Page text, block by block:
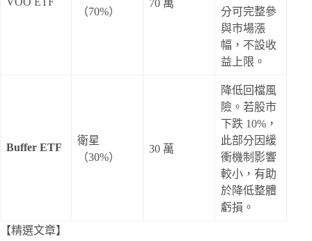
（70%）
70 萬
分可完整參
與市場漲
幅，不設收
益上限。
Buffer ETF
衛星
（30%）
30 萬
降低回檔風
險。若股市
下跌 10%，
此部分因緩
衝機制影響
較小，有助
於降低整體
虧損。
【精選文章】